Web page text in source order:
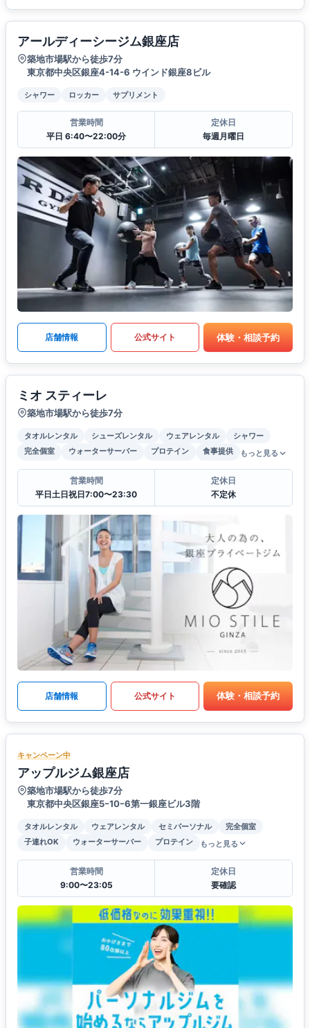
アールディーシージム銀座店
築地市場駅から徒歩7分
東京都中央区銀座4-14-6 ウインド銀座8ビル
シャワー ロッカー サプリメント
営業時間
平日 6:40〜22:00分
定休日
毎週月曜日
店舗情報 公式サイト 体験・相談予約
ミオ スティーレ
築地市場駅から徒歩7分
タオルレンタル シューズレンタル ウェアレンタル
シャワー
完全個室
ウォーターサーバー プロテイン 食事提供 もっと見る
営業時間
平日土日祝日7:00〜23:30
定休日
不定休
店舗情報 公式サイト 体験・相談予約
キャンペーン中
アップルジム銀座店
築地市場駅から徒歩7分
東京都中央区銀座5ｰ10ｰ6第一銀座ビル3階
タオルレンタル ウェアレンタル セミパーソナル
完全個室
子連れOK
ウォーターサーバー プロテイン もっと見る
営業時間
9:00〜23:05
定休日
要確認